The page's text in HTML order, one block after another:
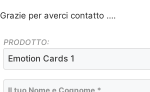
Grazie per averci contatto ….
PRODOTTO: